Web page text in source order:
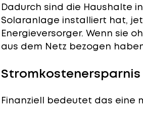
Dadurch sind die Haushalte
Solaranlage installiert hat,
Energieversorger. Wenn sie
aus dem Netz bezogen
Finanziell bedeutet das eine